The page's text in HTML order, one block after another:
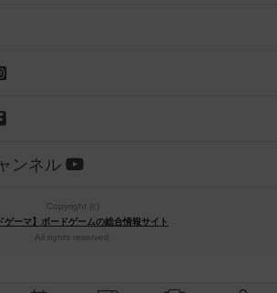
ンネル
Copyright (c)
ゲーマ】ボードゲームの総合情報サイト
All rights reserved.